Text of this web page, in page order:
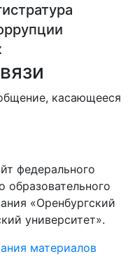
касающееся
федерального
образовательного
«Оренбургский
университет».
материалов